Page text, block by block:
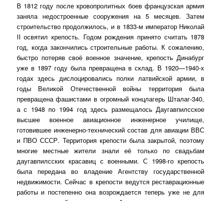
В 1812 году после кровопролитных боев французская армия
заняла недостроенные сооружения на 5 месяцев. Затем
строительство продолжилось, и в 1833-м император Николай
II освятил крепость. Годом рождения принято считать 1878
год, когда закончились строительные работы. К сожалению,
быстро потеряв своё военное значение, крепость Динабург
уже в 1897 году была превращена в склад. В 1920—1940-х
годах здесь дислоцировались полки латвийской армии, в
годы Великой Отечественной войны территория была
превращена фашистами в огромный концлагерь Шталаг-340,
а с 1948 по 1994 год здесь размещалось Даугавпилсское
высшее военное авиационное инженерное училище,
готовившее инженерно-технический состав для авиации ВВС
и ПВО СССР. Территория крепости была закрытой, поэтому
многие местные жители знали её только по свадьбам
даугавпилсских красавиц с военными. С 1998-го крепость
была передана во владение Агентству государственной
недвижимости. Сейчас в крепости ведутся реставрационные
работы и постепенно она возрождается теперь уже не для